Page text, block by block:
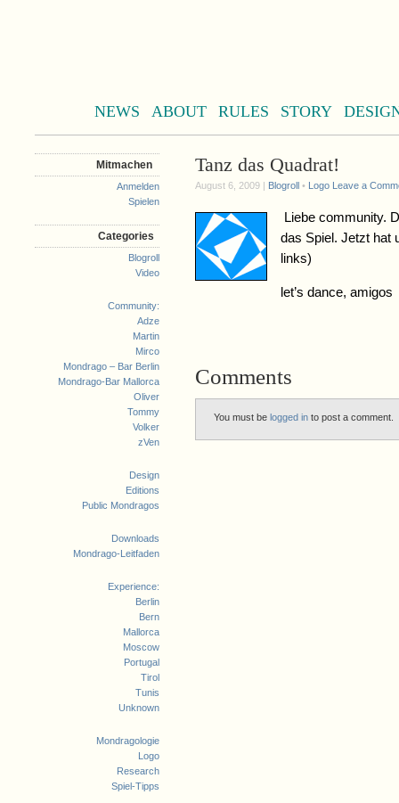
NEWS ABOUT RULES STORY
Mitmachen
Anmelden
Spielen
Categories
Blogroll
Video
Community:
Adze
Martin
Mirco
Mondrago – Bar Berlin
Mondrago-Bar Mallorca
Oliver
Tommy
Volker
zVen
Design
Editions
Public Mondragos
Downloads
Mondrago-Leitfaden
Experience:
Berlin
Bern
Mallorca
Moscow
Portugal
Tirol
Tunis
Unknown
Mondragologie
Logo
Research
Spiel-Tipps
Tanz das Quadrat!
August 6, 2009 | Blogroll • Logo Leave a
Liebe community.
das Spiel. Jetzt hat
links)
let’s dance, amigos
Comments
You must be logged in to post a comment.